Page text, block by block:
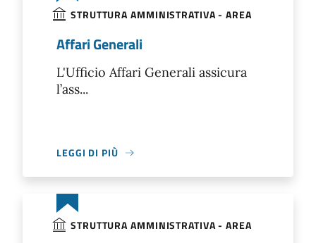
STRUTTURA AMMINISTRATIVA - AREA
Affari Generali
L'Ufficio Affari Generali assicura
l’ass...
LEGGI DI PIÙ
STRUTTURA AMMINISTRATIVA - AREA